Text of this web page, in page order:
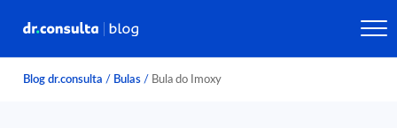
Blog dr.consulta / Bulas / Bula do Imoxy